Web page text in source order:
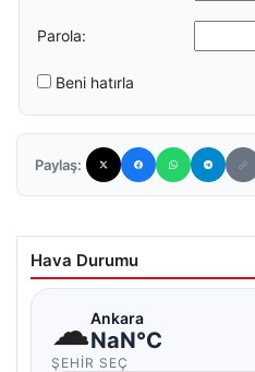
Parola:
Beni hatırla
Paylaş:
Hava Durumu
☁Ankara
NaN°C
ŞEHIR SEÇ